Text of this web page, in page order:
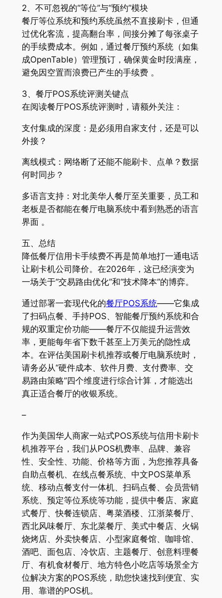
2、不可忽视的“等位”与“预约”模块
餐厅等位系统和预约系统虽然不直接刷卡，但通
过优化客流，提高翻台率，间接分摊了每张桌子
的手续费成本。例如，通过餐厅预约系统（如集
成OpenTable）管理预订，确保黄金时段满座，
避免因空置而浪费已产生的手续费 。
3、餐厅POS系统评测关键点
在阅读餐厅POS系统评测时，请额外关注：
支付集成的深度：是必须用自家支付，还是可以
外接？
离线模式：网络断了还能不能刷卡、点单？数据
何时同步？
多语言支持：对北美华人餐厅至关重要，员工和
老板是否都能在餐厅电脑系统中看到熟悉的语言
界面 。
五、总结
降低餐厅信用卡手续费不再是简单地打一通电话
让刷卡机公司降价。在2026年，这已经演变为
一场关于“交易路由优化”和“技术降本”的博弈。
通过部署一套现代化的餐厅POS系统——它集成
了扫码点餐、手持POS、智能餐厅预约系统和合
规的双重定价功能——餐厅不仅能提升运营效
率，更能每年省下数千甚至上万美元的隐性成
本。在评估美国刷卡机推荐或餐厅电脑系统时，
请务必从“硬件成本、软件月费、支付费率、交
易路由策略”四个维度进行综合计算，才能选出
真正适合餐厅的收银系统。
–
作为美国华人商家一站式POS系统与信用卡刷卡
机推荐平台，我们从POS机费率、品牌、兼容
性、安全性、功能、价格等方面，为您推荐具备
自助点餐机、在线点餐系统、中文POS菜单系
统、移动点餐支付一体机、扫码点餐、会员营销
系统、预定等位系统等功能，提供中餐店、家庭
式餐厅、快餐连锁店、粤菜酒楼、江浙菜餐厅、
西北风味餐厅、东北菜餐厅、美式中餐店、火锅
烧烤店、外卖快餐店、小型家庭餐馆、咖啡馆、
酒吧、面包店、冷饮店、主题餐厅、创意料理餐
厅、有机食材餐厅、地方特色小吃店等场景全方
位解决方案的POS系统，助您快速找到便宜、实
用、靠谱的POS机。